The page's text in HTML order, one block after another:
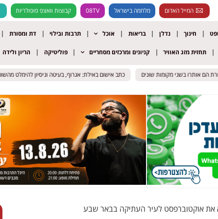
המייל האדום מלחמה בישראל 08TV קבוצות וואצפ פופולריות
חינוך נדלן בריאות אוכל תרבות ובילוי דת ומסורת
תחזית מזג האוויר קניונים ומרכזים מסחריים פוליטיקה הריון ולידה
אותרו בשני מקומות שונים כתב אישום באילת: אגרוף, בעיטה וניסיון להימלט אותרו בשני מקומות שונים כתב אישום באילת: אגרוף, בעיטה וניסיון להימלט
את אוקטוברפסט לעיר העתיקה בבאר שבע